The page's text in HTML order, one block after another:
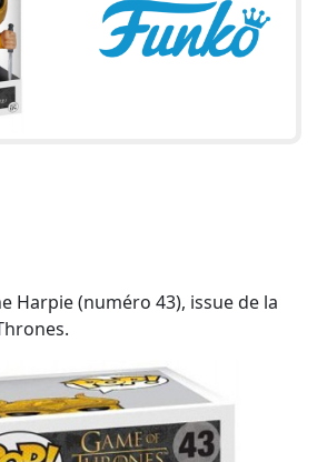
Harpie (numéro 43), issue de la